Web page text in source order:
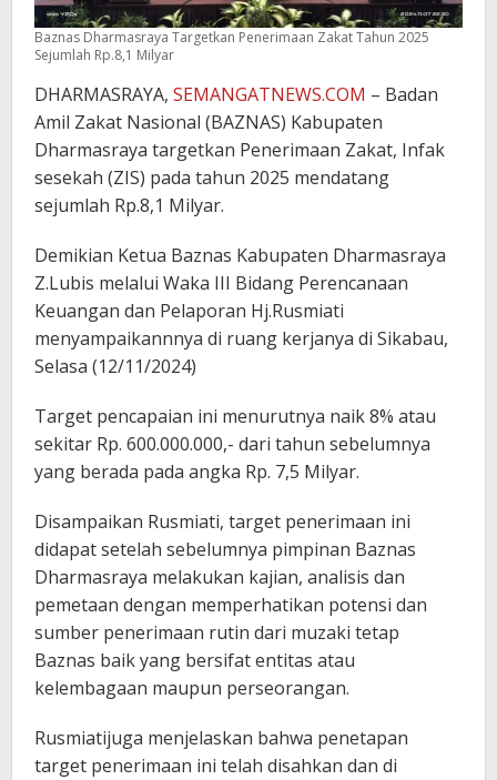
Baznas Dharmasraya Targetkan Penerimaan Zakat Tahun 2025
Sejumlah Rp.8,1 Milyar
DHARMASRAYA, SEMANGATNEWS.COM – Badan
Amil Zakat Nasional (BAZNAS) Kabupaten
Dharmasraya targetkan Penerimaan Zakat, Infak
sesekah (ZIS) pada tahun 2025 mendatang
sejumlah Rp.8,1 Milyar.
Demikian Ketua Baznas Kabupaten Dharmasraya
Z.Lubis melalui Waka III Bidang Perencanaan
Keuangan dan Pelaporan Hj.Rusmiati
menyampaikannnya di ruang kerjanya di Sikabau,
Selasa (12/11/2024)
Target pencapaian ini menurutnya naik 8% atau
sekitar Rp. 600.000.000,- dari tahun sebelumnya
yang berada pada angka Rp. 7,5 Milyar.
Disampaikan Rusmiati, target penerimaan ini
didapat setelah sebelumnya pimpinan Baznas
Dharmasraya melakukan kajian, analisis dan
pemetaan dengan memperhatikan potensi dan
sumber penerimaan rutin dari muzaki tetap
Baznas baik yang bersifat entitas atau
kelembagaan maupun perseorangan.
Rusmiatijuga menjelaskan bahwa penetapan
target penerimaan ini telah disahkan dan di